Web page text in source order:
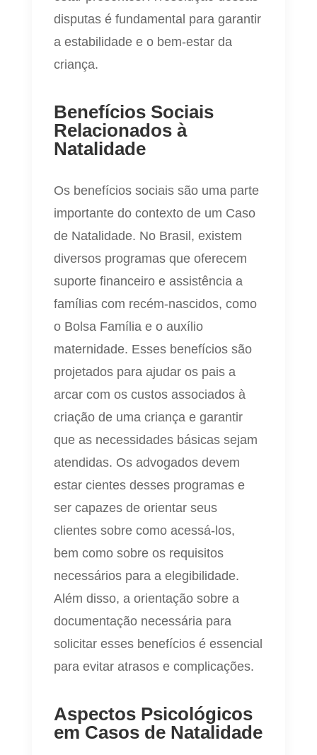
disputas é fundamental para garantir
a estabilidade e o bem-estar da
criança.
Benefícios Sociais
Relacionados à
Natalidade
Os benefícios sociais são uma parte
importante do contexto de um Caso
de Natalidade. No Brasil, existem
diversos programas que oferecem
suporte financeiro e assistência a
famílias com recém-nascidos, como
o Bolsa Família e o auxílio
maternidade. Esses benefícios são
projetados para ajudar os pais a
arcar com os custos associados à
criação de uma criança e garantir
que as necessidades básicas sejam
atendidas. Os advogados devem
estar cientes desses programas e
ser capazes de orientar seus
clientes sobre como acessá-los,
bem como sobre os requisitos
necessários para a elegibilidade.
Além disso, a orientação sobre a
documentação necessária para
solicitar esses benefícios é essencial
para evitar atrasos e complicações.
Aspectos Psicológicos
em Casos de Natalidade